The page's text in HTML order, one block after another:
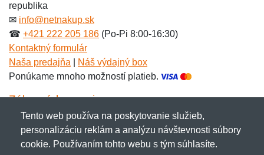
Meno:*
E-mail:
Správa*
E-mail:*
Správa*
republika
✉ info@netnakup.sk
☎ +421 222 205 186 (Po-Pi 8:00-16:30)
Kontaktný formulár
Naša predajňa
Náš výdajný box
Ponúkame mnoho možností platieb.
Zákaznícky servis
Novinky emailom
Tento web používa na poskytovanie služieb,
personalizáciu reklám a analýzu návštevnosti súbory
cookie. Používaním tohto webu s tým súhlasíte.